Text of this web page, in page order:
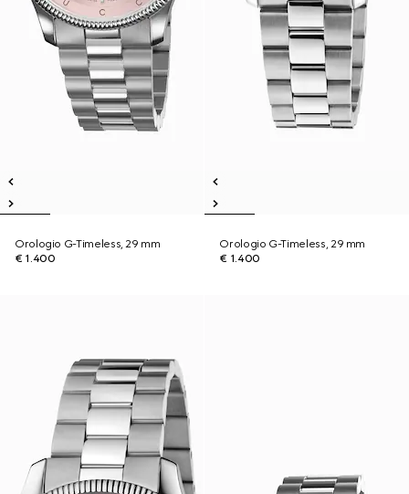
Orologio G-Timeless, 29 mm
€ 1.400
Orologio G-Timeless, 29 mm
€ 1.400